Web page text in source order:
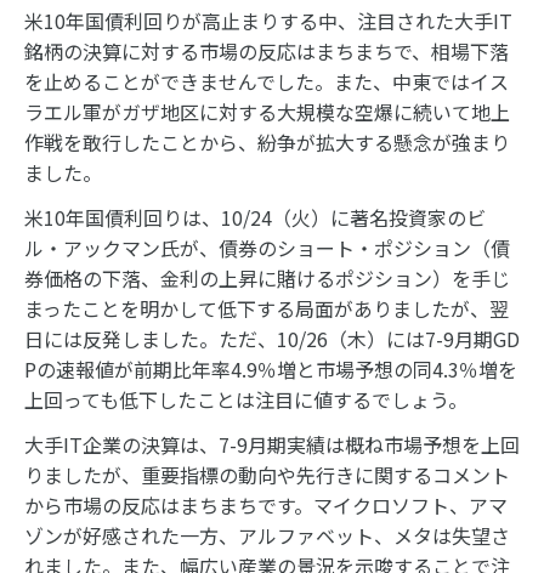
米10年国債利回りが高止まりする中、注目された大手IT
銘柄の決算に対する市場の反応はまちまちで、相場下落
を止めることができませんでした。また、中東ではイス
ラエル軍がガザ地区に対する大規模な空爆に続いて地上
作戦を敢行したことから、紛争が拡大する懸念が強まり
ました。
米10年国債利回りは、10/24（火）に著名投資家のビ
ル・アックマン氏が、債券のショート・ポジション（債
券価格の下落、金利の上昇に賭けるポジション）を手じ
まったことを明かして低下する局面がありましたが、翌
日には反発しました。ただ、10/26（木）には7-9月期GD
Pの速報値が前期比年率4.9％増と市場予想の同4.3％増を
上回っても低下したことは注目に値するでしょう。
大手IT企業の決算は、7-9月期実績は概ね市場予想を上回
りましたが、重要指標の動向や先行きに関するコメント
から市場の反応はまちまちです。マイクロソフト、アマ
ゾンが好感された一方、アルファベット、メタは失望さ
れました。また、幅広い産業の景況を示唆することで注